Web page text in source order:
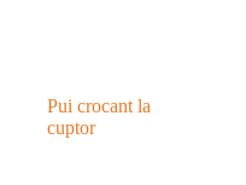
Pui crocant la
cuptor